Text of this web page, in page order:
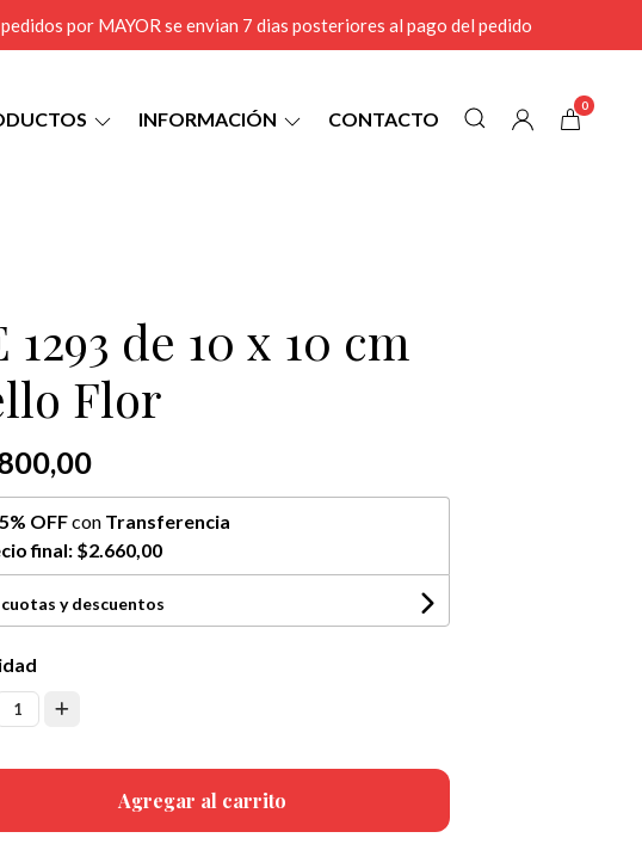
por MAYOR se envian 7 dias posteriores al pago del pedido
INFORMACIÓN CONTACTO
0
1293 de 10 x 10 cm
Flor
5% OFFcon Transferencia
final: $2.660,00
y descuentos
1
Agregar al carrito